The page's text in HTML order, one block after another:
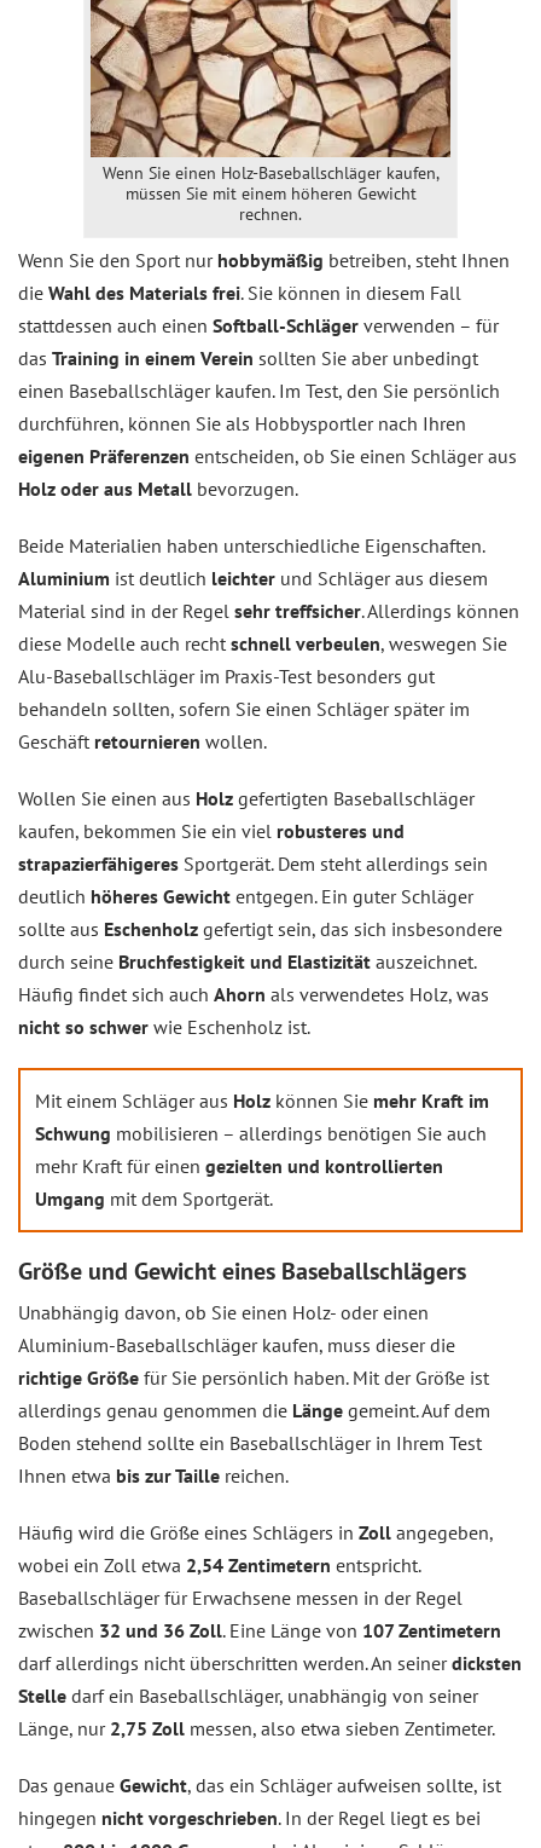
Wenn Sie einen Holz-Baseballschläger kaufen,
müssen Sie mit einem höheren Gewicht
rechnen.
Wenn Sie den Sport nur hobbymäßig betreiben, steht Ihnen
die Wahl des Materials frei. Sie können in diesem Fall
stattdessen auch einen Softball-Schläger verwenden – für
das Training in einem Verein sollten Sie aber unbedingt
einen Baseballschläger kaufen. Im Test, den Sie persönlich
durchführen, können Sie als Hobbysportler nach Ihren
eigenen Präferenzen entscheiden, ob Sie einen Schläger aus
Holz oder aus Metall bevorzugen.
Beide Materialien haben unterschiedliche Eigenschaften.
Aluminium ist deutlich leichter und Schläger aus diesem
Material sind in der Regel sehr treffsicher. Allerdings können
diese Modelle auch recht schnell verbeulen, weswegen Sie
Alu-Baseballschläger im Praxis-Test besonders gut
behandeln sollten, sofern Sie einen Schläger später im
Geschäft retournieren wollen.
Wollen Sie einen aus Holz gefertigten Baseballschläger
kaufen, bekommen Sie ein viel robusteres und
strapazierfähigeres Sportgerät. Dem steht allerdings sein
deutlich höheres Gewicht entgegen. Ein guter Schläger
sollte aus Eschenholz gefertigt sein, das sich insbesondere
durch seine Bruchfestigkeit und Elastizität auszeichnet.
Häufig findet sich auch Ahorn als verwendetes Holz, was
nicht so schwer wie Eschenholz ist.
Mit einem Schläger aus Holz können Sie mehr Kraft im
Schwung mobilisieren – allerdings benötigen Sie auch
mehr Kraft für einen gezielten und kontrollierten
Umgang mit dem Sportgerät.
Größe und Gewicht eines Baseballschlägers
Unabhängig davon, ob Sie einen Holz- oder einen
Aluminium-Baseballschläger kaufen, muss dieser die
richtige Größe für Sie persönlich haben. Mit der Größe ist
allerdings genau genommen die Länge gemeint. Auf dem
Boden stehend sollte ein Baseballschläger in Ihrem Test
Ihnen etwa bis zur Taille reichen.
Häufig wird die Größe eines Schlägers in Zoll angegeben,
wobei ein Zoll etwa 2,54 Zentimetern entspricht.
Baseballschläger für Erwachsene messen in der Regel
zwischen 32 und 36 Zoll. Eine Länge von 107 Zentimetern
darf allerdings nicht überschritten werden. An seinerdicksten
Stelle darf ein Baseballschläger, unabhängig von seiner
Länge, nur 2,75 Zoll messen, also etwa sieben Zentimeter.
Das genaue Gewicht, das ein Schläger aufweisen sollte, ist
hingegen nicht vorgeschrieben. In der Regel liegt es bei